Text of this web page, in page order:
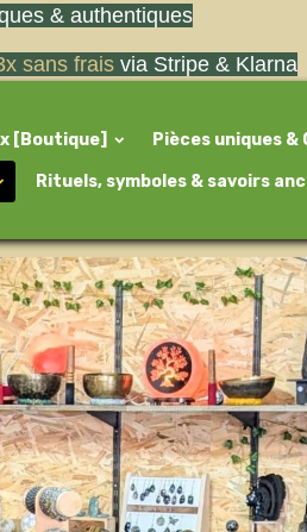
& authentiques
sans fraisvia Stripe & Klarna
[Boutique] Pièces uniques
Rituels, symboles & savoirs